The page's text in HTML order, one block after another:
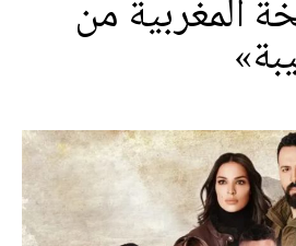
المغربية من